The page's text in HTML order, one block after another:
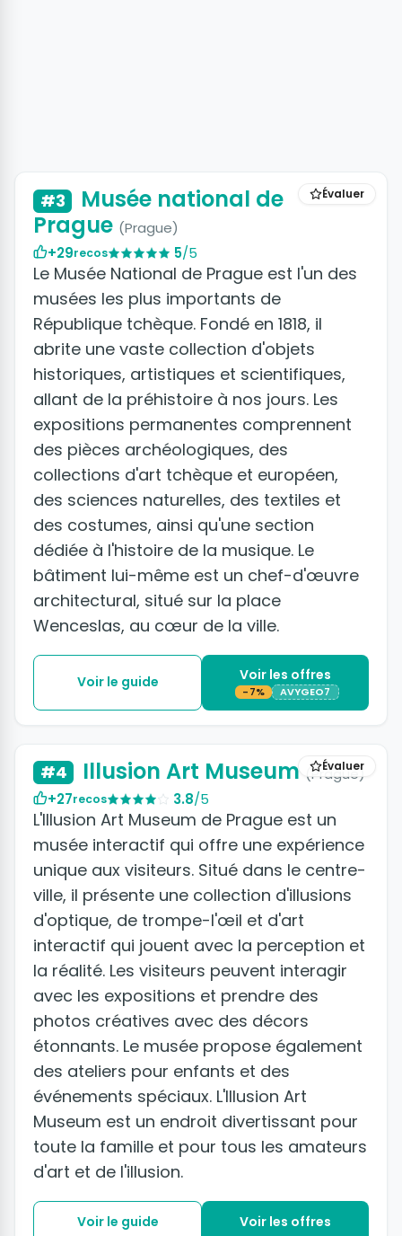
Évaluer
#3
Musée national de
Prague (Prague)
+29recos 5/5
Le Musée National de Prague est l'un des
musées les plus importants de
République tchèque. Fondé en 1818, il
abrite une vaste collection d'objets
historiques, artistiques et scientifiques,
allant de la préhistoire à nos jours. Les
expositions permanentes comprennent
des pièces archéologiques, des
collections d'art tchèque et européen,
des sciences naturelles, des textiles et
des costumes, ainsi qu'une section
dédiée à l'histoire de la musique. Le
bâtiment lui-même est un chef-d'œuvre
architectural, situé sur la place
Wenceslas, au cœur de la ville.
Voir le guide Voir les offres
-7% AVYGEO7
Évaluer
#4 Illusion Art Museum (Prague)
+27recos 3.8/5
L'Illusion Art Museum de Prague est un
musée interactif qui offre une expérience
unique aux visiteurs. Situé dans le centre-
ville, il présente une collection d'illusions
d'optique, de trompe-l'œil et d'art
interactif qui jouent avec la perception et
la réalité. Les visiteurs peuvent interagir
avec les expositions et prendre des
photos créatives avec des décors
étonnants. Le musée propose également
des ateliers pour enfants et des
événements spéciaux. L'Illusion Art
Museum est un endroit divertissant pour
toute la famille et pour tous les amateurs
d'art et de l'illusion.
Voir le guide Voir les offres